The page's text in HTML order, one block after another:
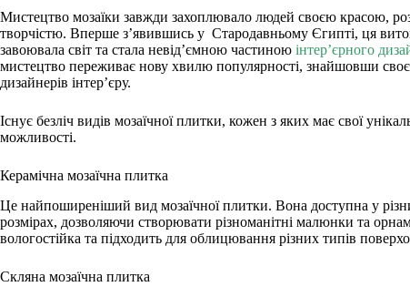
Мистецтво мозаїки завжди захоплювало людей своєю красою,
творчістю. Вперше з’явившись у Стародавньому Єгипті, ця
завоювала світ та стала невід’ємною частиною інтер’єрного
мистецтво переживає нову хвилю популярності, знайшовши
дизайнерів інтер’єру.
Існує безліч видів мозаїчної плитки, кожен з яких має свої
можливості.
Керамічна мозаїчна плитка
Це найпоширеніший вид мозаїчної плитки. Вона доступна у
розмірах, дозволяючи створювати різноманітні малюнки та
вологостійка та підходить для облицювання різних типів
Скляна мозаїчна плитка